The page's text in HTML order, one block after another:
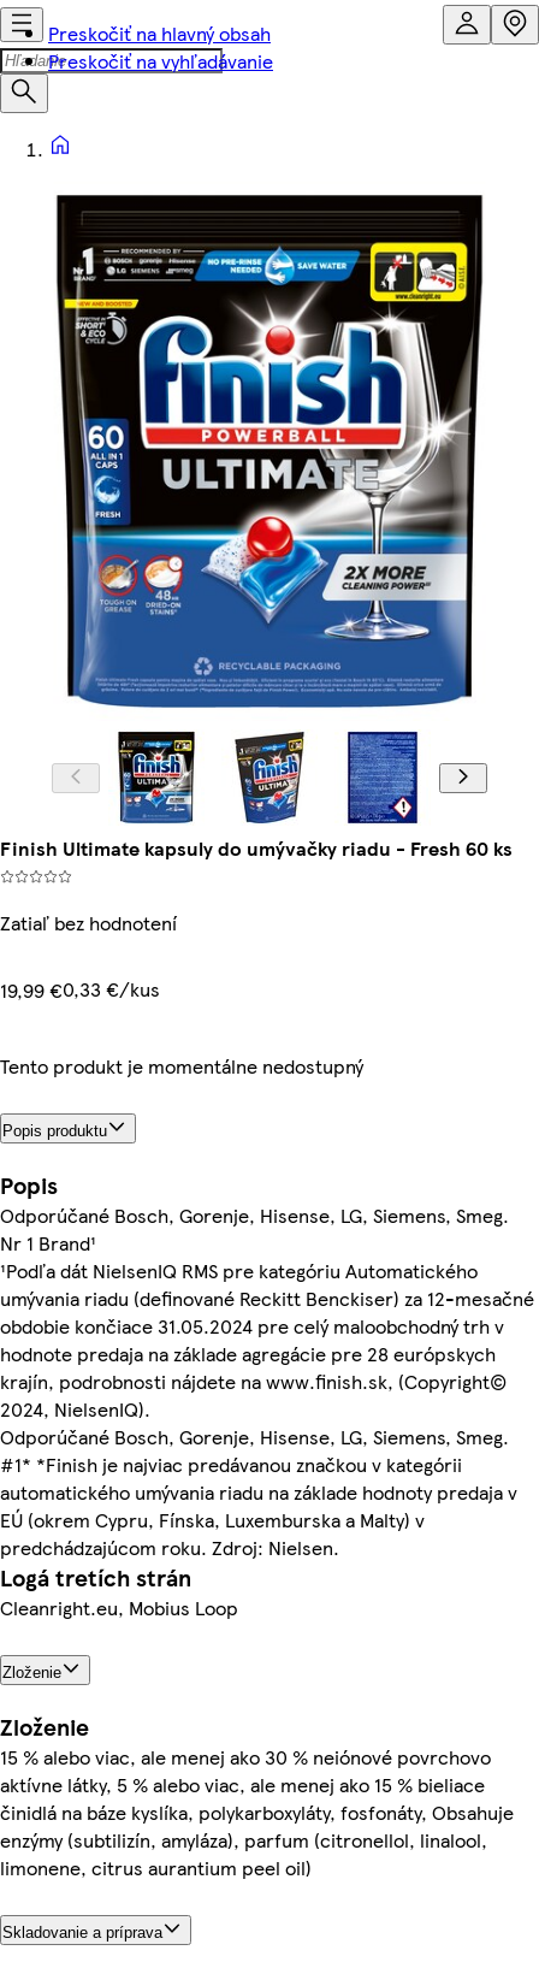
Preskočiť na hlavný obsah
Preskočiť na vyhľadávanie
Finish Ultimate kapsuly do umývačky riadu - Fresh 60 ks
Zatiaľ bez hodnotení
19,99 €0,33 €/kus
Tento produkt je momentálne nedostupný
Popis produktu
Popis
Odporúčané Bosch, Gorenje, Hisense, LG, Siemens, Smeg.
Nr 1 Brand¹
¹Podľa dát NielsenIQ RMS pre kategóriu Automatického
umývania riadu (definované Reckitt Benckiser) za 12-mesačné
obdobie končiace 31.05.2024 pre celý maloobchodný trh v
hodnote predaja na základe agregácie pre 28 európskych
krajín, podrobnosti nájdete na www.finish.sk, (Copyright©
2024, NielsenIQ).
Odporúčané Bosch, Gorenje, Hisense, LG, Siemens, Smeg.
#1* *Finish je najviac predávanou značkou v kategórii
automatického umývania riadu na základe hodnoty predaja v
EÚ (okrem Cypru, Fínska, Luxemburska a Malty) v
predchádzajúcom roku. Zdroj: Nielsen.
Logá tretích strán
Cleanright.eu, Mobius Loop
Zloženie
Zloženie
15 % alebo viac, ale menej ako 30 % neiónové povrchovo
aktívne látky, 5 % alebo viac, ale menej ako 15 % bieliace
činidlá na báze kyslíka, polykarboxyláty, fosfonáty, Obsahuje
enzýmy (subtilizín, amyláza), parfum (citronellol, linalool,
limonene, citrus aurantium peel oil)
Skladovanie a príprava